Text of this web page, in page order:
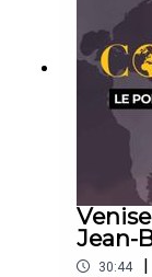
Jean-
30:44 |